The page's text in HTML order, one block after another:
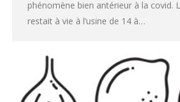
phénomène bien antérieur à la covid.
restait à vie à l’usine de 14 à…